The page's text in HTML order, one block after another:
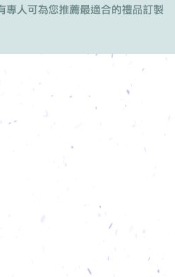
專人可為您推薦最適合的禮品訂製